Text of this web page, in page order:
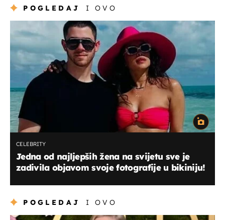
POGLEDAJ I OVO
CELEBRITY
Jedna od najljepših žena na svijetu sve je
zadivila objavom svoje fotografije u bikiniju!
POGLEDAJ I OVO